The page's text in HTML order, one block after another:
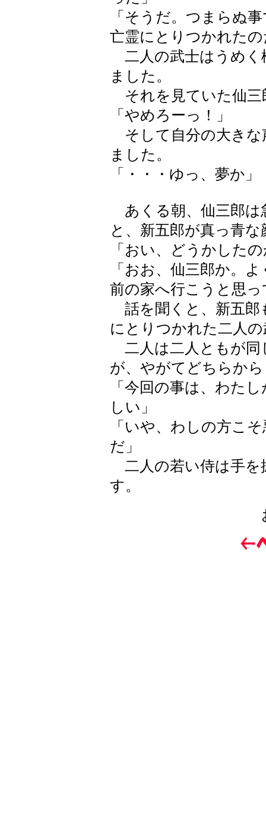
「そうだ。つまらぬ
亡霊にとりつかれた
二人の武士はうめく
ました。
それを見ていた仙三
「やめろーっ！」
そして自分の大きな
ました。
「・・・ゆっ、夢か」
あくる朝、仙三郎は
と、新五郎が真っ青
「おい、どうかした
「おお、仙三郎か。
前の家へ行こうと思
話を聞くと、新五郎
にとりつかれた二人
二人は二人ともが同
が、やがてどちらか
「今回の事は、わた
しい」
「いや、わしの方こ
だ」
二人の若い侍は手を
す。